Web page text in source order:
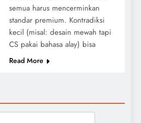
semua harus mencerminkan
standar premium. Kontradiksi
kecil (misal: desain mewah tapi
CS pakai bahasa alay) bisa
Read More